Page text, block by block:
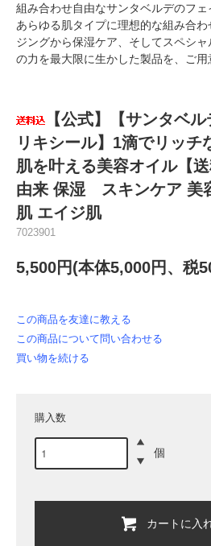
組み合わせ自由なサンタベルデのフェ
あらゆる肌タイプに理想的な組み合
ジングから保湿ケア、そしてスペシ
の力を最大限に生かした製品を、ご用
【公式】【サンタベ
リキシール】1滴でリッチ
肌を叶える美容オイル【
由来 保湿 スキンケア
肌 エイジ肌
7023901
5,500円(本体5,000円、税
この商品を友達に教える
この商品について問い合わせる
買い物を続ける
購入数
個
カートに入